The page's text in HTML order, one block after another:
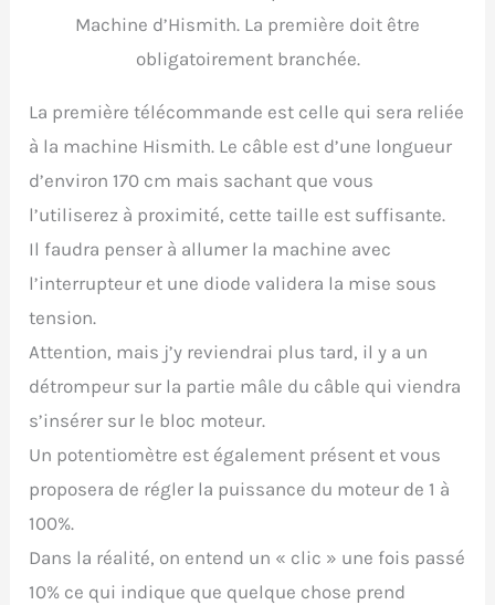
Machine d’Hismith. La première doit être
obligatoirement branchée.
La première télécommande est celle qui sera reliée
à la machine Hismith. Le câble est d’une longueur
d’environ 170 cm mais sachant que vous
l’utiliserez à proximité, cette taille est suffisante.
Il faudra penser à allumer la machine avec
l’interrupteur et une diode validera la mise sous
tension.
Attention, mais j’y reviendrai plus tard, il y a un
détrompeur sur la partie mâle du câble qui viendra
s’insérer sur le bloc moteur.
Un potentiomètre est également présent et vous
proposera de régler la puissance du moteur de 1 à
100%.
Dans la réalité, on entend un « clic » une fois passé
10% ce qui indique que quelque chose prend